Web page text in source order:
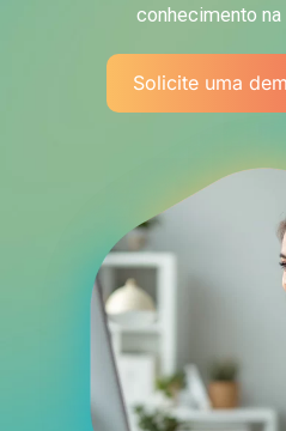
conhecimento na
Solicite uma